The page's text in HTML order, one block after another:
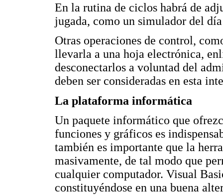
En la rutina de ciclos habrá de
jugada, como un simulador del
Otras operaciones de control,
llevarla a una hoja electrónica,
desconectarlos a voluntad del
deben ser consideradas en esta
La plataforma informática
Un paquete informático que
funciones y gráficos es
también es importante que la
masivamente, de tal modo que
cualquier computador. Visual
constituyéndose en una buena